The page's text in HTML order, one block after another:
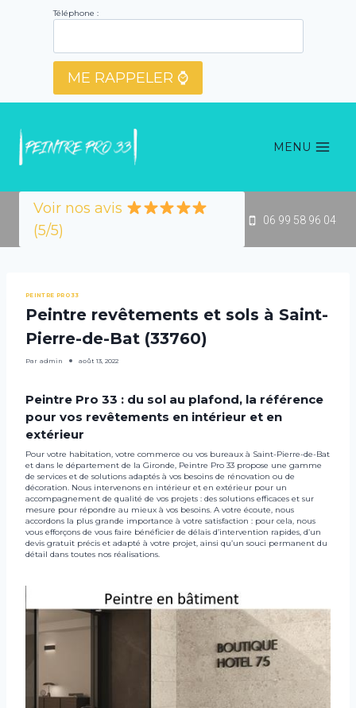
Téléphone :
MENU
Voir nos avis
(5/5)
06 99 58 96 04
PEINTRE PRO 33
Peintre revêtements et sols à Saint-
Pierre-de-Bat (33760)
Par admin août 13, 2022
Peintre Pro 33 : du sol au plafond, la référence
pour vos revêtements en intérieur et en
extérieur
Pour votre habitation, votre commerce ou vos bureaux à Saint-Pierre-de-Bat
et dans le département de la Gironde, Peintre Pro 33 propose une gamme
de services et de solutions adaptés à vos besoins de rénovation ou de
décoration. Nous intervenons en intérieur et en extérieur pour un
accompagnement de qualité de vos projets : des solutions efficaces et sur
mesure pour répondre au mieux à vos besoins. A votre écoute, nous
accordons la plus grande importance à votre satisfaction : pour cela, nous
vous efforçons de vous faire bénéficier de délais d’intervention rapides, d’un
devis gratuit précis et adapté à votre projet, ainsi qu’un souci permanent du
détail dans toutes nos réalisations.